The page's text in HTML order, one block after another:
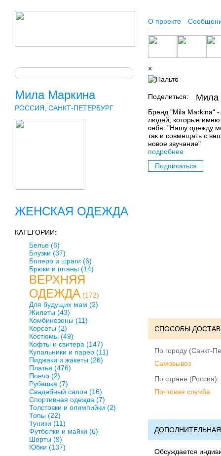
О проекте
Мила Маркина
РОССИЯ, САНКТ-ПЕТЕРБУРГ
ЖЕНСКАЯ ОДЕЖДА
КАТЕГОРИИ:
Белье (6)
Блузки (37)
Болеро и шраги (6)
Брюки и штаны (14)
ВЕРХНЯЯ
ОДЕЖДА (172)
Для будущих мам (2)
Жилеты (43)
Комбинезоны (11)
Корсеты (2)
Костюмы (49)
Кофты и свитера (147)
Купальники и парео (11)
Пиджаки и жакеты (26)
Платья (476)
Пончо (2)
Рубашка (7)
Свадебный салон (16)
Спортивная одежда (7)
Толстовки и олимпийки (2)
Топы (22)
Туники (11)
Футболки и майки (6)
Шорты (9)
Юбки (137)
×
Поделиться: Мила
Бренд "Mila Markina"
людей, которые
себя. "Нашу одежду
так и совмещать с
новое звучание"
подробнее
Подписаться
СПОСОБЫ
По городу (Санкт-
Cамовывоз
По стране (Россия):
Почтовая служба
Обсуждается